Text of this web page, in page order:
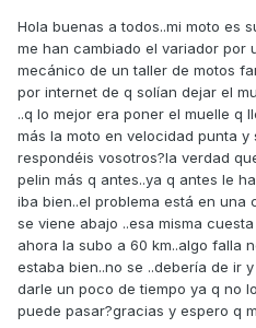
Hola buenas a todos..mi moto es
me han cambiado el variador por
mecánico de un taller de motos
por internet de q solían dejar el
..q lo mejor era poner el muelle q
más la moto en velocidad punta y
respondéis vosotros?la verdad
pelin más q antes..ya q antes le
iba bien..el problema está en una
se viene abajo ..esa misma
ahora la subo a 60 km..algo falla
estaba bien..no se ..debería de ir
darle un poco de tiempo ya q no
puede pasar?gracias y espero q